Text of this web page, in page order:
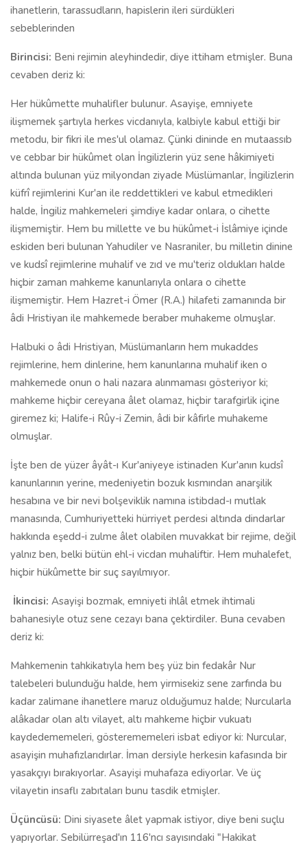
ihanetlerin, tarassudların, hapislerin ileri sürdükleri
sebeblerinden
Birincisi: Beni rejimin aleyhindedir, diye ittiham etmişler. Buna
cevaben deriz ki:
Her hükûmette muhalifler bulunur. Asayişe, emniyete
ilişmemek şartıyla herkes vicdanıyla, kalbiyle kabul ettiği bir
metodu, bir fikri ile mes'ul olamaz. Çünki dininde en mutaassıb
ve cebbar bir hükûmet olan İngilizlerin yüz sene hâkimiyeti
altında bulunan yüz milyondan ziyade Müslümanlar, İngilizlerin
küfrî rejimlerini Kur'an ile reddettikleri ve kabul etmedikleri
halde, İngiliz mahkemeleri şimdiye kadar onlara, o cihette
ilişmemiştir. Hem bu millette ve bu hükûmet-i İslâmiye içinde
eskiden beri bulunan Yahudiler ve Nasraniler, bu milletin dinine
ve kudsî rejimlerine muhalif ve zıd ve mu'teriz oldukları halde
hiçbir zaman mahkeme kanunlarıyla onlara o cihette
ilişmemiştir. Hem Hazret-i Ömer (R.A.) hilafeti zamanında bir
âdi Hristiyan ile mahkemede beraber muhakeme olmuşlar.
Halbuki o âdi Hristiyan, Müslümanların hem mukaddes
rejimlerine, hem dinlerine, hem kanunlarına muhalif iken o
mahkemede onun o hali nazara alınmaması gösteriyor ki;
mahkeme hiçbir cereyana âlet olamaz, hiçbir tarafgirlik içine
giremez ki; Halife-i Rûy-i Zemin, âdi bir kâfirle muhakeme
olmuşlar.
İşte ben de yüzer âyât-ı Kur'aniyeye istinaden Kur'anın kudsî
kanunlarının yerine, medeniyetin bozuk kısmından anarşilik
hesabına ve bir nevi bolşeviklik namına istibdad-ı mutlak
manasında, Cumhuriyetteki hürriyet perdesi altında dindarlar
hakkında eşedd-i zulme âlet olabilen muvakkat bir rejime, değil
yalnız ben, belki bütün ehl-i vicdan muhaliftir. Hem muhalefet,
hiçbir hükûmette bir suç sayılmıyor.
İkincisi: Asayişi bozmak, emniyeti ihlâl etmek ihtimali
bahanesiyle otuz sene cezayı bana çektirdiler. Buna cevaben
deriz ki:
Mahkemenin tahkikatıyla hem beş yüz bin fedakâr Nur
talebeleri bulunduğu halde, hem yirmisekiz sene zarfında bu
kadar zalimane ihanetlere maruz olduğumuz halde; Nurcularla
alâkadar olan altı vilayet, altı mahkeme hiçbir vukuatı
kaydedememeleri, gösterememeleri isbat ediyor ki: Nurcular,
asayişin muhafızlarıdırlar. İman dersiyle herkesin kafasında bir
yasakçıyı bırakıyorlar. Asayişi muhafaza ediyorlar. Ve üç
vilayetin insaflı zabıtaları bunu tasdik etmişler.
Üçüncüsü: Dini siyasete âlet yapmak istiyor, diye beni suçlu
yapıyorlar. Sebilürreşad'ın 116'ncı sayısındaki "Hakikat